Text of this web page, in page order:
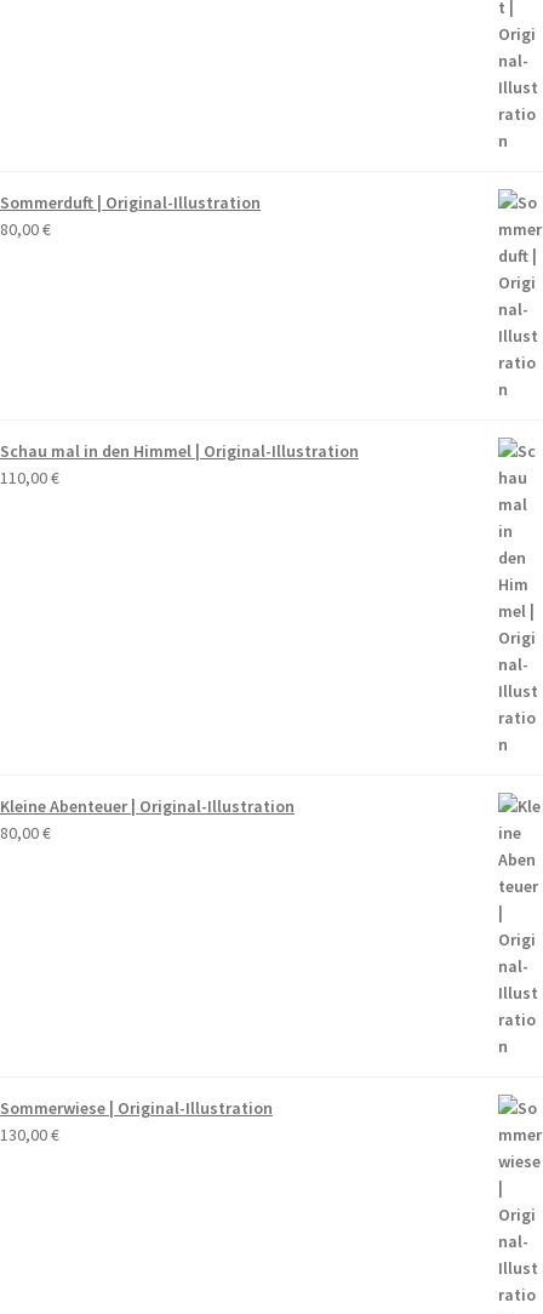
Sommerduft | Original-Illustration
80,00€
Schau mal in den Himmel | Original-Illustration
110,00€
Kleine Abenteuer | Original-Illustration
80,00€
Sommerwiese | Original-Illustration
130,00€